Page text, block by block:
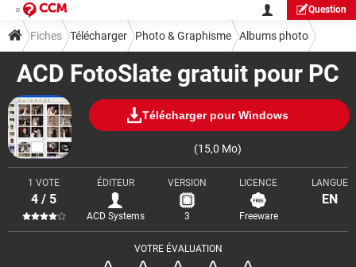
Question
ACD FotoSlate gratuit pour PC
Télécharger pour Windows
(15,0 Mo)
VOTRE ÉVALUATION
1 VOTE
4 / 5
ÉDITEUR
ACD Systems
VERSION
3
LICENCE
Freeware
LANGUE
EN
Fiches Télécharger Photo & Graphisme Albums photo